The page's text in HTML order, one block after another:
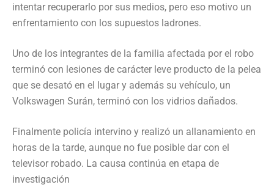
intentar recuperarlo por sus medios, pero eso motivo un
enfrentamiento con los supuestos ladrones.
Uno de los integrantes de la familia afectada por el robo
terminó con lesiones de carácter leve producto de la pelea
que se desató en el lugar y además su vehículo, un
Volkswagen Surán, terminó con los vidrios dañados.
Finalmente policía intervino y realizó un allanamiento en
horas de la tarde, aunque no fue posible dar con el
televisor robado. La causa continúa en etapa de
investigación